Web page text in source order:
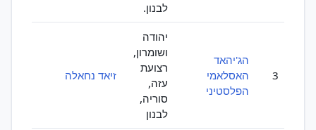
לבנון.
3
הג'יהאד
האסלאמי
הפלסטיני
יהודה
ושומרון,
רצועת
עזה,
סוריה,
לבנון
זיאד נחאלה